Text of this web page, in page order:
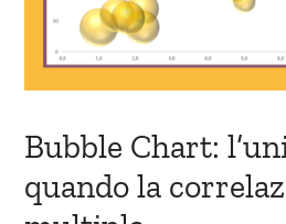
Bubble Chart:
quando la